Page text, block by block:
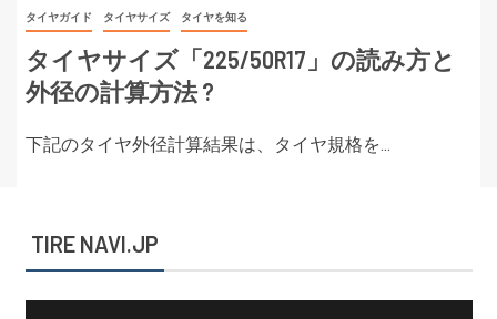
タイヤガイド タイヤサイズ タイヤを知る
タイヤサイズ「225/50R17」の読み方と
外径の計算方法 ?
下記のタイヤ外径計算結果は、タイヤ規格を...
TIRE NAVI.JP